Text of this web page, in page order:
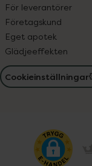
För leverantörer
Företagskund
Eget apotek
Glädjeeffekten
Cookieinställningar